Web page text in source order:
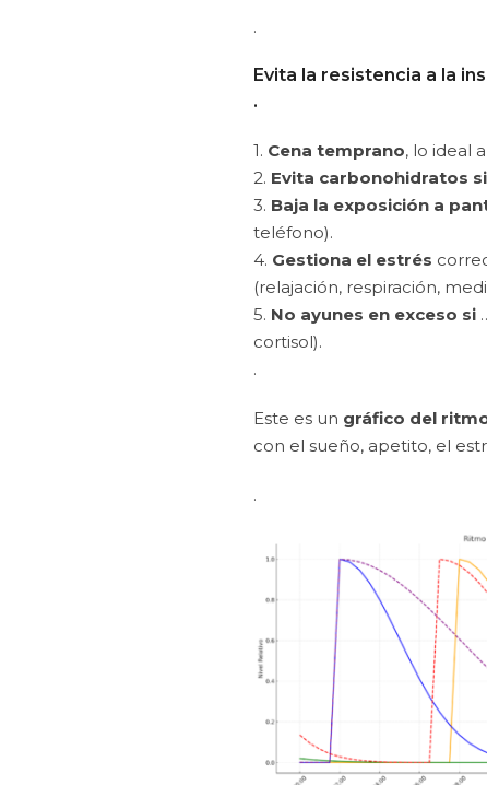
.
Evita la resistencia a la
.
1. Cena temprano, lo ideal
2. Evita carbonohidratos
3. Baja la exposición a
teléfono).
4. Gestiona el estrés
(relajación, respiración,
5. No ayunes en exceso si
cortisol).
.
Este es un gráfico del
con el sueño, apetito, el
.